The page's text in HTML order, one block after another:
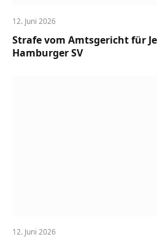
12. Juni 2026
Strafe vom Amtsgericht für
Hamburger SV
12. Juni 2026